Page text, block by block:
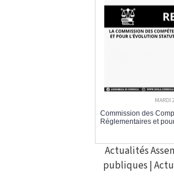
MARDI
Commission des
Réglementaires et
Actualités
publiques |